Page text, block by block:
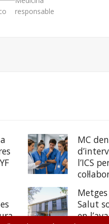
responsable
MC
l’ICS
Salut
en